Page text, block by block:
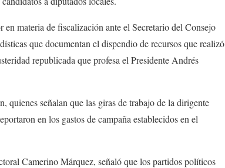
materia de fiscalización ante el Secretario del Consejo
que documentan el dispendio de recursos que realizó
republicada que profesa el Presidente Andrés
quienes señalan que las giras de trabajo de la dirigente
en los gastos de campaña establecidos en el
Camerino Márquez, señaló que los partidos políticos